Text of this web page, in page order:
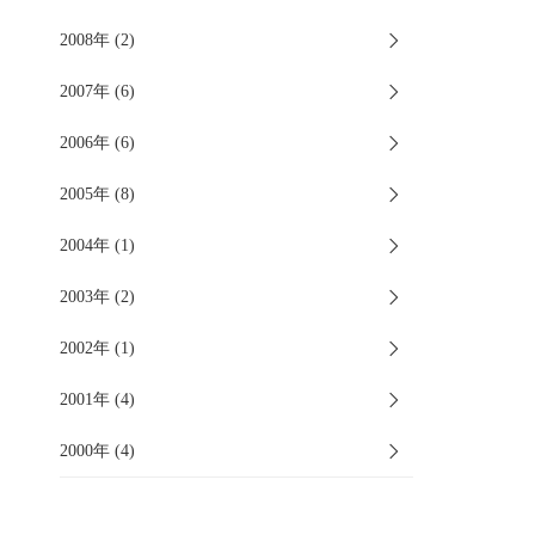
2008年 (2)
2007年 (6)
2006年 (6)
2005年 (8)
2004年 (1)
2003年 (2)
2002年 (1)
2001年 (4)
2000年 (4)